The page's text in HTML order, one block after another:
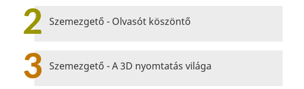
2 Szemezgető - Olvasót köszöntő
3 Szemezgető - A 3D nyomtatás világa